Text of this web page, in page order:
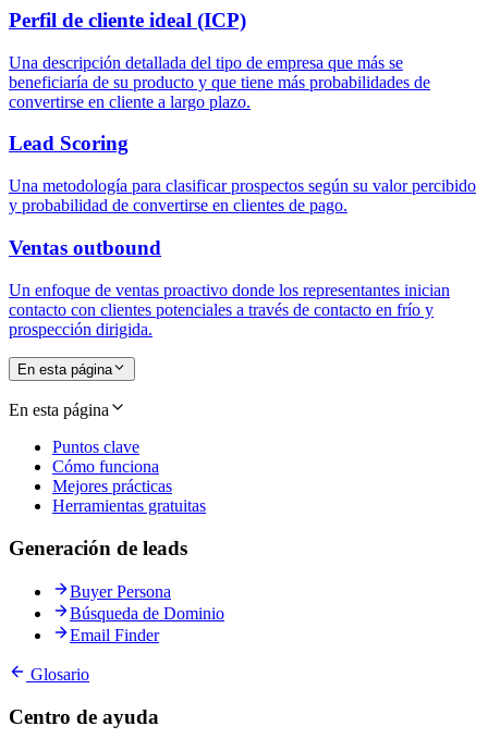
Perfil de cliente ideal (ICP)
Una descripción detallada del tipo de empresa que más se
beneficiaría de su producto y que tiene más probabilidades de
convertirse en cliente a largo plazo.
Lead Scoring
Una metodología para clasificar prospectos según su valor percibido
y probabilidad de convertirse en clientes de pago.
Ventas outbound
Un enfoque de ventas proactivo donde los representantes inician
contacto con clientes potenciales a través de contacto en frío y
prospección dirigida.
En esta página
En esta página
Puntos clave
Cómo funciona
Mejores prácticas
Herramientas gratuitas
Generación de leads
Buyer Persona
Búsqueda de Dominio
Email Finder
Glosario
Centro de ayuda